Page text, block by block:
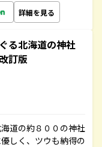
詳細を見る
る北海道の神社
訂版
道の約８００の神社
しく、ツウも納得の